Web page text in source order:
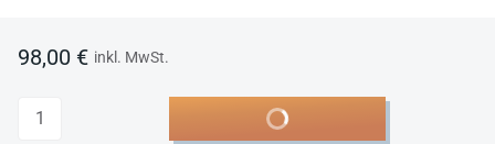
98,00 € inkl. MwSt.
Anzahl In den Warenkorb